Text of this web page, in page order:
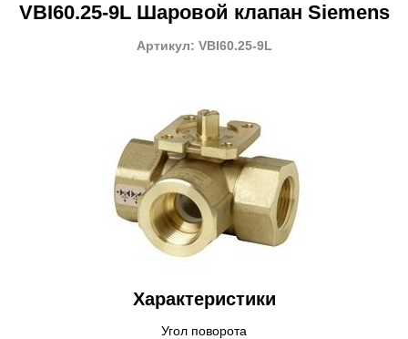
VBI60.25-9L Шаровой клапан Siemens
Артикул: VBI60.25-9L
Характеристики
Угол поворота